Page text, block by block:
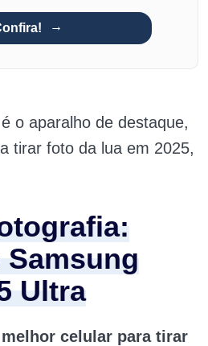
o aparalho de destaque,
tirar foto da lua em 2025,
Ultra
melhor celular para tirar